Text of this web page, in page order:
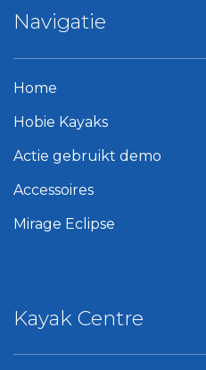
Kayak Centre
Navigatie
Home
Hobie Kayaks
Actie gebruikt demo
Accessoires
Mirage Eclipse